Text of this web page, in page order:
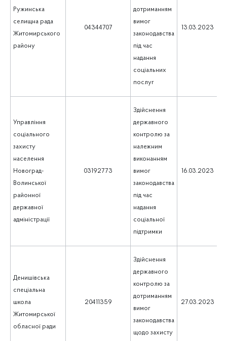
Ружинська
селищна рада
Житомирського
району
04344707
дотриманням
вимог
законодавства
під час
надання
соціальних
послуг
13.03.2023
Управління
соціального
захисту
населення
Новоград-
Волинської
районної
державної
адміністрації
03192773
Здійснення
державного
контролю за
належним
виконанням
вимог
законодавства
під час
надання
соціальної
підтримки
16.03.2023
Денишівська
спеціальна
школа
Житомирської
обласної ради
20411359
Здійснення
державного
контролю за
дотриманням
вимог
законодавства
щодо захисту
27.03.2023